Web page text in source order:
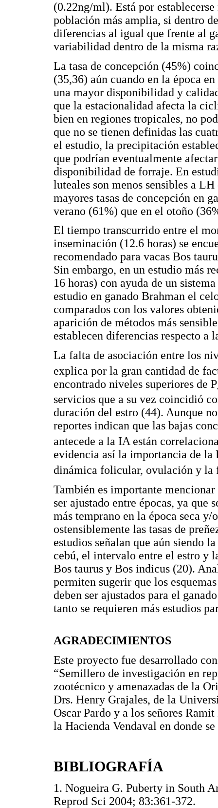
(0.22ng/ml). Está por
población más amplia, si dentro
diferencias al igual que frente al
variabilidad dentro de la misma
La tasa de concepción (45%)
(35,36) aún cuando en la época
una mayor disponibilidad y
que la estacionalidad afecta la
bien en regiones tropicales, no
que no se tienen definidas las
el estudio, la precipitación
que podrían eventualmente
disponibilidad de forraje. En
luteales son menos sensibles a
mayores tasas de concepción en
verano (61%) que en el otoño
El tiempo transcurrido entre el
inseminación (12.6 horas) se
recomendado para vacas Bos
Sin embargo, en un estudio más
16 horas) con ayuda de un
estudio en ganado Brahman el
comparados con los valores
aparición de métodos más
establecen diferencias respecto a
La falta de asociación entre los
explica por la gran cantidad de
encontrado niveles superiores de P
servicios que a su vez coincidió
duración del estro (44). Aunque
reportes indican que las bajas
antecede a la IA están
evidencia así la importancia de la
dinámica folicular, ovulación y la
También es importante
ser ajustado entre épocas, ya que
más temprano en la época seca
ostensiblemente las tasas de
estudios señalan que aún siendo
cebú, el intervalo entre el estro y
Bos taurus y Bos indicus (20).
permiten sugerir que los
deben ser ajustados para el
tanto se requieren más estudios
AGRADECIMIENTOS
Este proyecto fue desarrollado
“Semillero de investigación en
zootécnico y amenazadas de la
Drs. Henry Grajales, de la
Oscar Pardo y a los señores
la Hacienda Vendaval en donde
BIBLIOGRAFÍA
1. Nogueira G. Puberty in South
Reprod Sci 2004; 83:361-